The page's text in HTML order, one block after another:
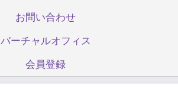
お問い合わせ
バーチャルオフィス
会員登録